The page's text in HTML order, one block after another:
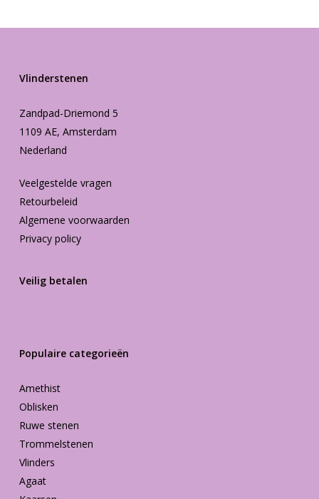
Vlinderstenen
Zandpad-Driemond 5
1109 AE, Amsterdam
Nederland
Veelgestelde vragen
Retourbeleid
Algemene voorwaarden
Privacy policy
Veilig betalen
Populaire categorieën
Amethist
Oblisken
Ruwe stenen
Trommelstenen
Vlinders
Agaat